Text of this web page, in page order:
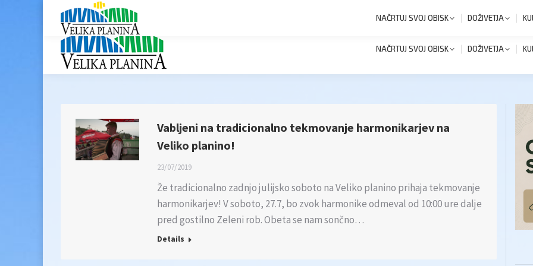
NAČRTUJ SVOJ OBISK DOŽIVETJA
Vabljeni na tradicionalno tekmovanje harmonikarjev na
Veliko planino!
23/07/2019
Že tradicionalno zadnjo julijsko soboto na Veliko planino prihaja tekmovanje
harmonikarjev! V soboto, 27.7, bo zvok harmonike odmeval od 10:00 ure dalje
pred gostilno Zeleni rob. Obeta se nam sončno…
Details
NAČRTUJ SVOJ OBISK DOŽIVETJA